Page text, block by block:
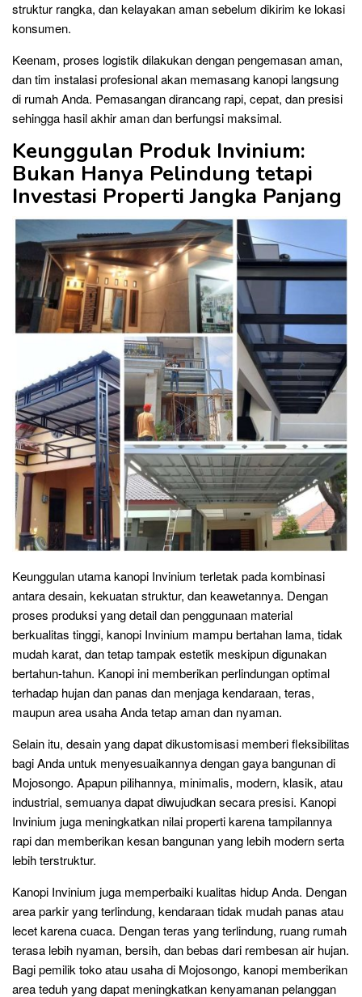
struktur rangka, dan kelayakan aman sebelum dikirim ke lokasi
konsumen.
Keenam, proses logistik dilakukan dengan pengemasan aman,
dan tim instalasi profesional akan memasang kanopi langsung
di rumah Anda. Pemasangan dirancang rapi, cepat, dan presisi
sehingga hasil akhir aman dan berfungsi maksimal.
Keunggulan Produk Invinium:
Bukan Hanya Pelindung tetapi
Investasi Properti Jangka Panjang
Keunggulan utama kanopi Invinium terletak pada kombinasi
antara desain, kekuatan struktur, dan keawetannya. Dengan
proses produksi yang detail dan penggunaan material
berkualitas tinggi, kanopi Invinium mampu bertahan lama, tidak
mudah karat, dan tetap tampak estetik meskipun digunakan
bertahun-tahun. Kanopi ini memberikan perlindungan optimal
terhadap hujan dan panas dan menjaga kendaraan, teras,
maupun area usaha Anda tetap aman dan nyaman.
Selain itu, desain yang dapat dikustomisasi memberi fleksibilitas
bagi Anda untuk menyesuaikannya dengan gaya bangunan di
Mojosongo. Apapun pilihannya, minimalis, modern, klasik, atau
industrial, semuanya dapat diwujudkan secara presisi. Kanopi
Invinium juga meningkatkan nilai properti karena tampilannya
rapi dan memberikan kesan bangunan yang lebih modern serta
lebih terstruktur.
Kanopi Invinium juga memperbaiki kualitas hidup Anda. Dengan
area parkir yang terlindung, kendaraan tidak mudah panas atau
lecet karena cuaca. Dengan teras yang terlindung, ruang rumah
terasa lebih nyaman, bersih, dan bebas dari rembesan air hujan.
Bagi pemilik toko atau usaha di Mojosongo, kanopi memberikan
area teduh yang dapat meningkatkan kenyamanan pelanggan